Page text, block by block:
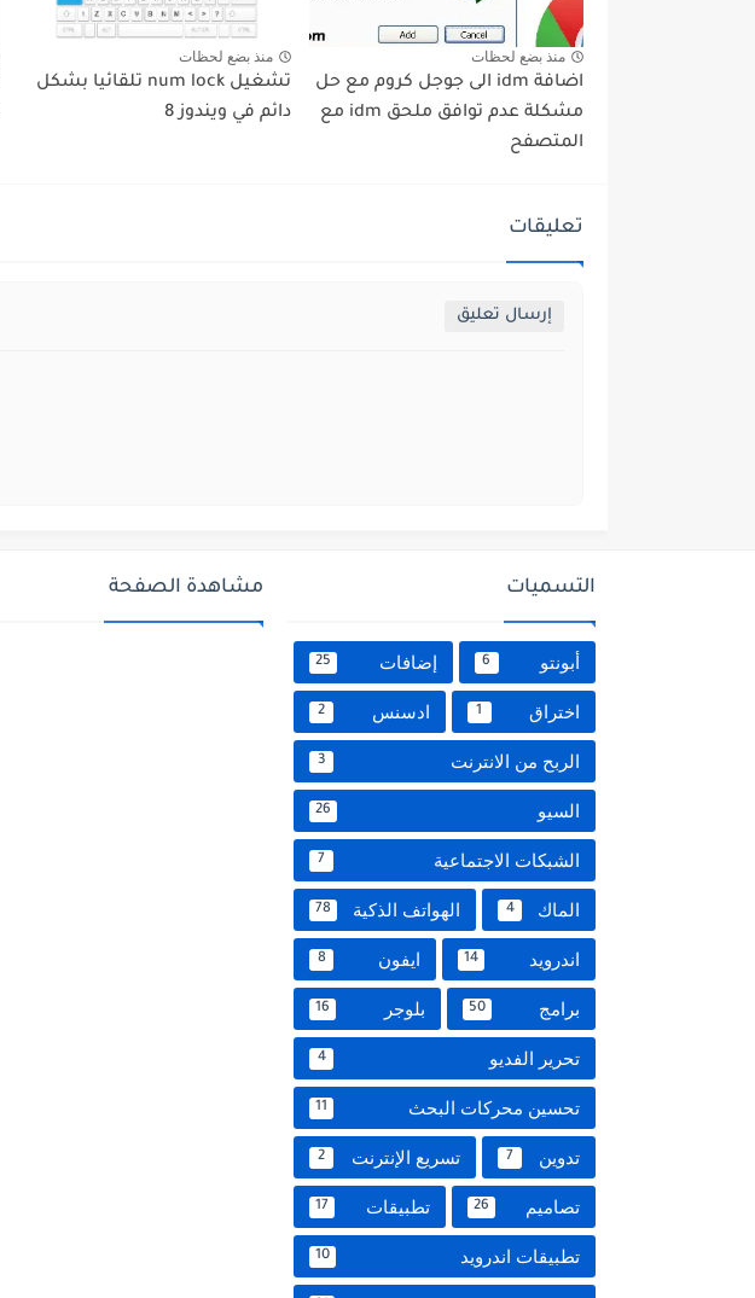
منذ بضع لحظات
اضافة idm الى جوجل كروم مع حل
مشكلة عدم توافق ملحق idm مع
المتصفح
منذ بضع لحظات
تشغيل num lock تلقائيا بشكل
دائم في ويندوز 8
تعليقات
إرسال تعليق
التسميات
أبونتو 6 إضافات 25
اختراق 1 ادسنس 2
الربح من الانترنت 3
السيو 26
الشبكات الاجتماعية 7
الماك 4 الهواتف الذكية 78
اندرويد 14 ايفون 8
برامج 50 بلوجر 16
تحرير الفديو 4
تحسين محركات البحث 11
تدوين 7 تسريع الإنترنت 2
تصاميم 26 تطبيقات 17
تطبيقات اندرويد 10
مشاهدة الصفحة